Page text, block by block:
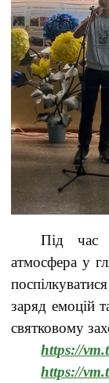
Під час
атмосфера у
заряд емоцій
святковому
https://
https://